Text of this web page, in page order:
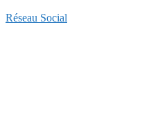
Réseau Social